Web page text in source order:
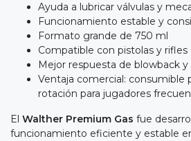
Ayuda a lubricar válvulas y
Funcionamiento estable y
Formato grande de 750 ml
Compatible con pistolas y rifles
Mejor respuesta de blowback y
Ventaja comercial: consumible
rotación para jugadores
El Walther Premium Gas fue
funcionamiento eficiente y estable